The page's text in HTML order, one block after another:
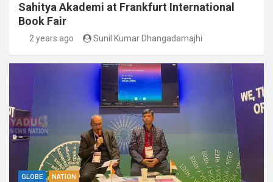
Sahitya Akademi at Frankfurt International
Book Fair
2 years ago Sunil Kumar Dhangadamajhi
GLOBE NATION